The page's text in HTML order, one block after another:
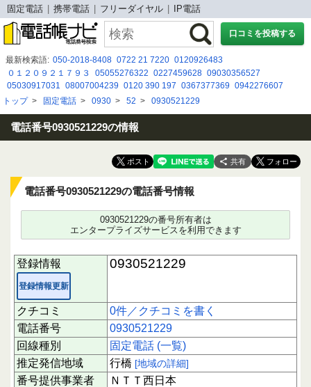
固定電話 携帯電話 フリーダイヤル IP電話
口コミを投稿する
最新検索語: 050-2018-8408 0722 21 7220 0120926483
０１２０９２１７９３
05055276322 0227459628 09030356527
05030917031 08007004239 0120 390 197 0367377369 0942276607
08048920755
08008052212 0764440001 080-4740-0280
08002226390 09076114794 03-6688-9838 090-8866-8712 08020591278
0120-036-942 07033964940 08034292704
トップ> 固定電話 > 0930 > 52 > 0930521229
電話番号0930521229の情報
共有
電話番号0930521229の電話番号情報
0930521229の番号所有者は
エンタープライズサービスを利用できます
登録情報
登録情報更新
0930521229
クチコミ
0件／クチコミを書く
電話番号
0930521229
回線種別
固定電話 (一覧)
推定発信地域
行橋 [地域の詳細]
番号提供事業者 ＮＴＴ西日本